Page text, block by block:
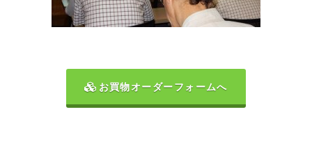
お買物オーダーフォームへ